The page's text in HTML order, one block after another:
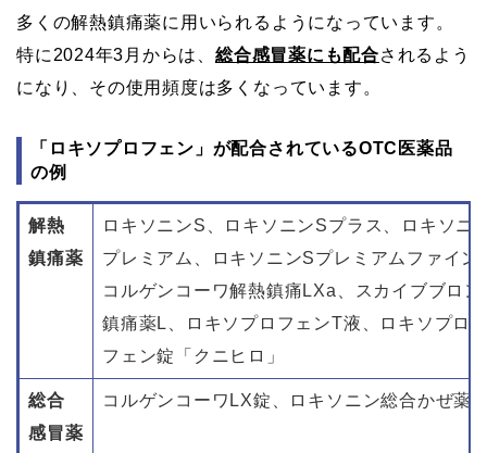
多くの解熱鎮痛薬に用いられるようになっています。
特に2024年3月からは、 総合感冒薬にも配合されるよう
になり、その使用頻度は多くなっています。
「ロキソプロフェン」が配合されているOTC医薬品
の例
解熱
鎮痛薬
ロキソニンS、ロキソニンSプラス、ロキソニ
プレミアム、ロキソニンSプレミアムファイ
コルゲンコーワ解熱鎮痛LXa、スカイブブロ
鎮痛薬L、ロキソプロフェンT液、ロキソプロ
フェン錠「クニヒロ」
総合
感冒薬
コルゲンコーワLX錠、ロキソニン総合かぜ薬